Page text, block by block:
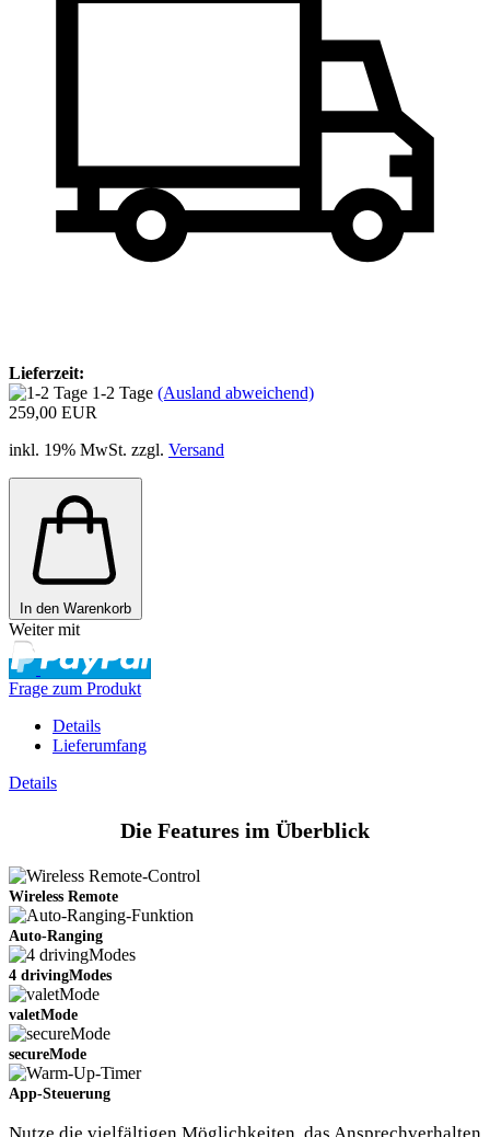
Lieferzeit:
1-2 Tage (Ausland abweichend)
259,00 EUR
inkl. 19% MwSt. zzgl. Versand
In den Warenkorb
Weiter mit
Frage zum Produkt
Details
Lieferumfang
Details
Die Features im Überblick
Wireless Remote
Auto-Ranging
4 drivingModes
valetMode
secureMode
App-Steuerung
Nutze die vielfältigen Möglichkeiten, das Ansprechverhalten